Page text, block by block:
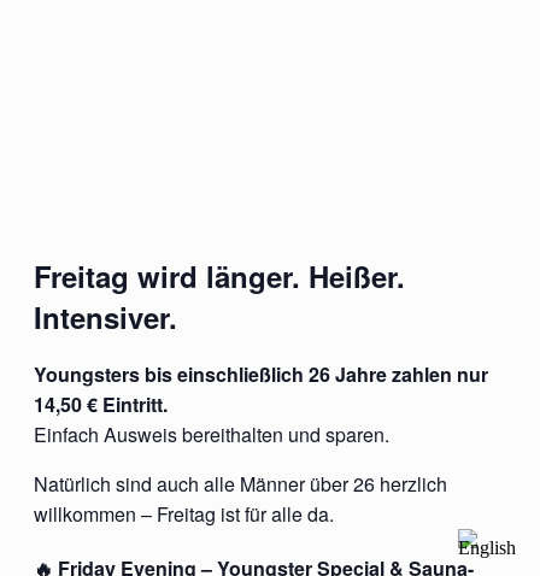
Freitag wird länger. Heißer.
Intensiver.
Youngsters bis einschließlich 26 Jahre zahlen nur
14,50 € Eintritt.
Einfach Ausweis bereithalten und sparen.
Natürlich sind auch alle Männer über 26 herzlich
willkommen – Freitag ist für alle da.
🔥 Friday Evening – Youngster Special & Sauna-